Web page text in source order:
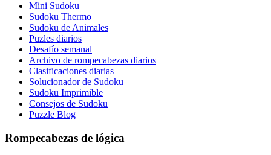
Mini Sudoku
Sudoku Thermo
Sudoku de Animales
Puzles diarios
Desafío semanal
Archivo de rompecabezas diarios
Clasificaciones diarias
Solucionador de Sudoku
Sudoku Imprimible
Consejos de Sudoku
Puzzle Blog
Rompecabezas de lógica